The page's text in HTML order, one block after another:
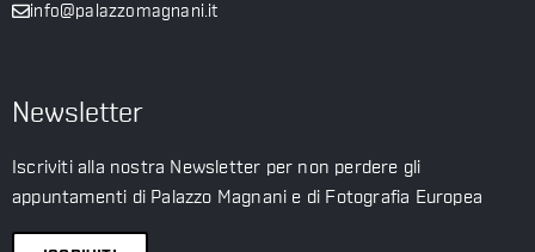
info@palazzomagnani.it
Newsletter
Iscriviti alla nostra Newsletter per non perdere gli
appuntamenti di Palazzo Magnani e di Fotografia Europea